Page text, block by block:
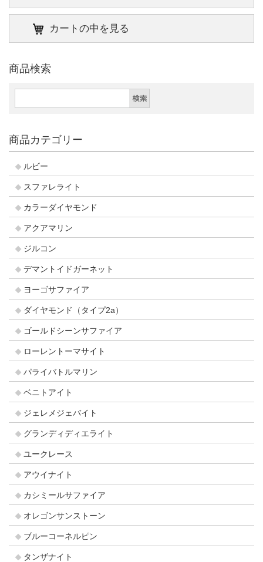
カートの中を見る
商品検索
商品カテゴリー
ルビー
スファレライト
カラーダイヤモンド
アクアマリン
ジルコン
デマントイドガーネット
ヨーゴサファイア
ダイヤモンド（タイプ2a）
ゴールドシーンサファイア
ローレントーマサイト
パライバトルマリン
ベニトアイト
ジェレメジェバイト
グランディディエライト
ユークレース
アウイナイト
カシミールサファイア
オレゴンサンストーン
ブルーコーネルピン
タンザナイト